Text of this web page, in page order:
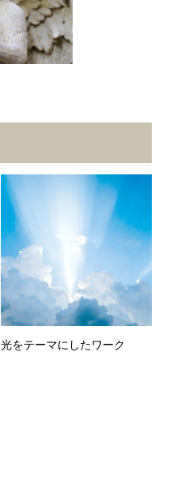
光をテーマにしたワーク